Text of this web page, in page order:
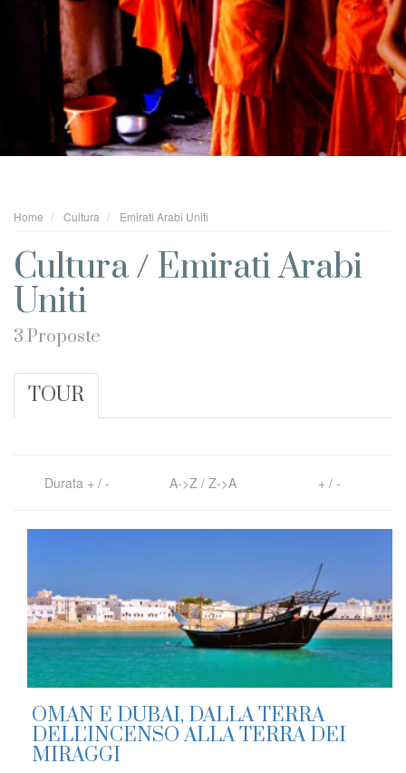
Home Cultura Emirati Arabi Uniti
Cultura / Emirati Arabi
Uniti
3 Proposte
TOUR
Durata + / - A->Z / Z->A + / -
OMAN E DUBAI, DALLA TERRA
DELL'INCENSO ALLA TERRA DEI
MIRAGGI